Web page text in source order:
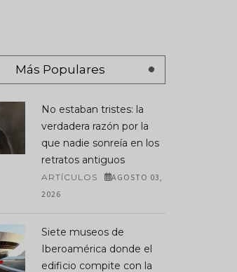
Más Populares
No estaban tristes: la
verdadera razón por la
que nadie sonreía en los
retratos antiguos
ARTÍCULOS
AGOSTO 03,
2026
Siete museos de
Iberoamérica donde el
edificio compite con la